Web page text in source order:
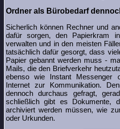
Ordner als Bürobedarf
Sicherlich können Rechner und
dafür sorgen, den Papierkram
verwalten und in den meisten
tatsächlich dafür gesorgt, dass
Papier gebannt werden muss -
Mails, die den Briefverkehr
ebenso wie Instant Messenger
Internet zur Kommunikation.
dennoch durchaus gefragt,
schließlich gibt es Dokumente,
archiviert werden müssen, wie
oder Urkunden.